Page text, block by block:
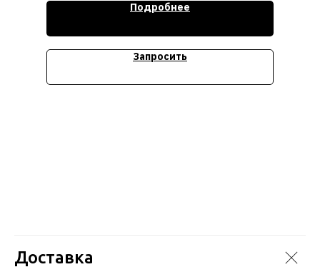
Подробнее
Запросить
Доставка